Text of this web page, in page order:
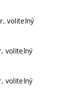
volitelný
volitelný
volitelný